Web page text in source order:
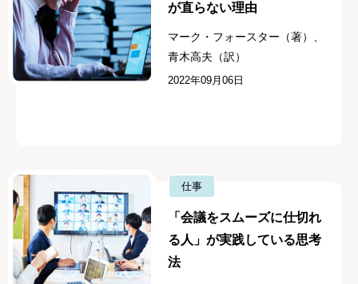
が直らない理由
マーク・フォースター（著）、
青木高夫（訳）
2022年09月06日
仕事
「会議をスムーズに仕切れ
る人」が実践している思考
法